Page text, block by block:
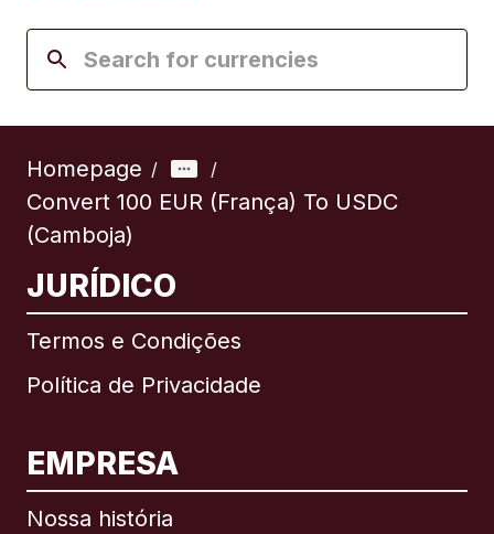
Homepage / /
Convert 100 EUR (França) To USDC
(Camboja)
JURÍDICO
Termos e Condições
Política de Privacidade
EMPRESA
Nossa história